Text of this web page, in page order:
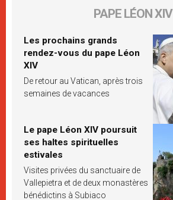
PAPE LÉON XIV
Les prochains grands
rendez-vous du pape Léon
XIV
De retour au Vatican, après trois
semaines de vacances
Le pape Léon XIV poursuit
ses haltes spirituelles
estivales
Visites privées du sanctuaire de
Vallepietra et de deux monastères
bénédictins à Subiaco